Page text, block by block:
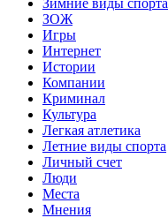
ЗОЖ
Игры
Интернет
Истории
Компании
Криминал
Культура
Легкая атлетика
Летние виды спорта
Личный счет
Люди
Места
Мнения